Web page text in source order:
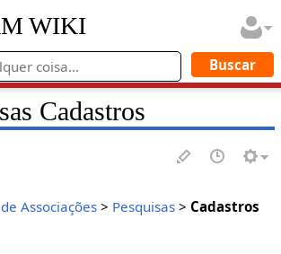
WIKI
Cadastros
Associações> Pesquisas> Cadastros